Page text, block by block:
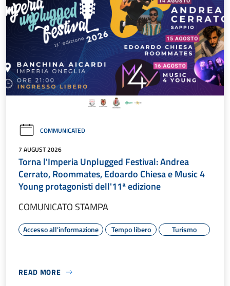
COMMUNICATED
7 AUGUST 2026
Torna l'Imperia Unplugged Festival: Andrea
Cerrato, Roommates, Edoardo Chiesa e Music 4
Young protagonisti dell'11ª edizione
COMUNICATO STAMPA
Accesso all'informazione Tempo libero Turismo
READ MORE